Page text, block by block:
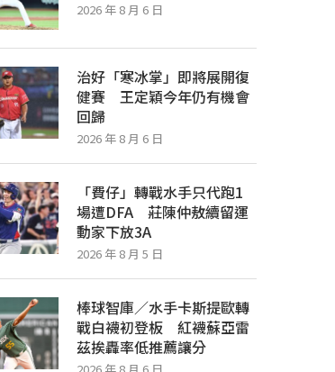
協理事長改選 旗下全越
年 7 月 28 日
2026 年 8 月 6 日
治好「寒冰掌」即將展開復
健賽 王定穎今年仍有機會
回歸
2026 年 8 月 6 日
「費仔」轉戰水手只代跑1
場遭DFA 莊陳仲敖續留運
動家下放3A
2026 年 8 月 5 日
棒球智庫／水手卡斯提歐轉
戰白襪初登板 紅襪蘇亞雷
茲挨轟率低推薦讓分